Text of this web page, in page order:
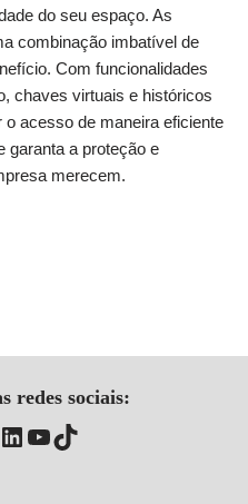
do seu espaço. As
combinação imbatível de
Com funcionalidades
chaves virtuais e históricos
acesso de maneira eficiente
garanta a proteção e
merecem.
redes sociais: